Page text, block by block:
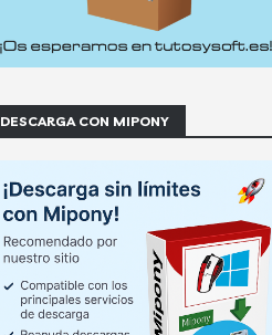
DESCARGA CON MIPONY